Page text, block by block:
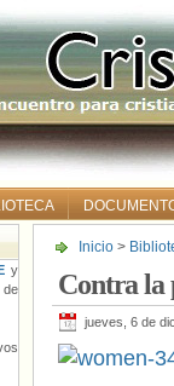
Inicio >
Contra la
jueves, 6 de
y
de